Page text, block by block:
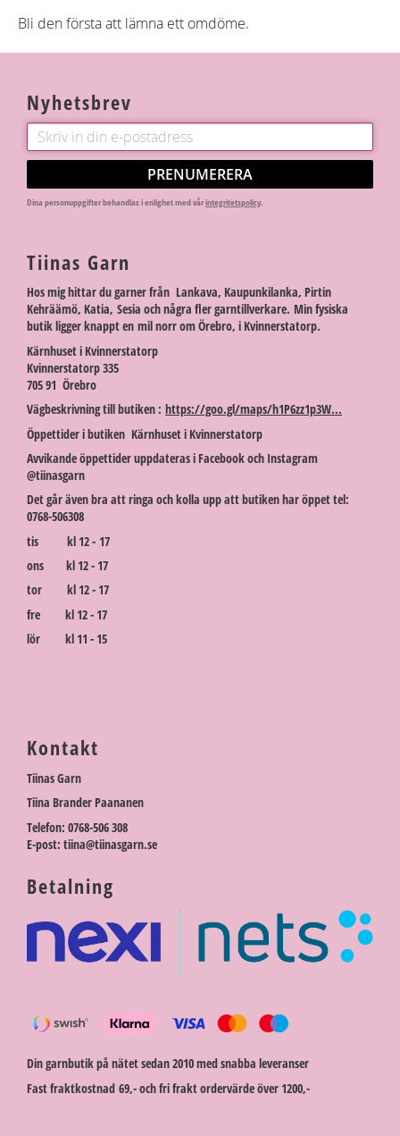
Bli den första att lämna ett omdöme.
Nyhetsbrev
PRENUMERERA
Dina personuppgifter behandlas i enlighet med vårintegritetspolicy.
Tiinas Garn
Hos mig hittar du garner från Lankava, Kaupunkilanka, Pirtin
Kehräämö, Katia, Sesia och några fler garntillverkare. Min fysiska
butik ligger knappt en mil norr om Örebro, i Kvinnerstatorp.
Kärnhuset i Kvinnerstatorp
Kvinnerstatorp 335
705 91 Örebro
Vägbeskrivning till butiken : https://goo.gl/maps/h1P6zz1p3W...
Öppettider i butiken Kärnhuset i Kvinnerstatorp
Avvikande öppettider uppdateras i Facebook och Instagram
@tiinasgarn
Det går även bra att ringa och kolla upp att butiken har öppet tel:
0768-506308
tis kl 12 - 17
ons kl 12 - 17
tor kl 12 - 17
fre kl 12 - 17
lör kl 11 - 15
Kontakt
Tiinas Garn
Tiina Brander Paananen
Telefon: 0768-506 308
E-post: tiina@tiinasgarn.se
Betalning
Din garnbutik på nätet sedan 2010 med snabba leveranser
Fast fraktkostnad 69,- och fri frakt ordervärde över 1200,-